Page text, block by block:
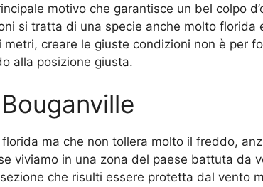
motivo che garantisce un bel colpo
si tratta di una specie anche molto florida
creare le giuste condizioni non è per
alla posizione giusta.
ma che non tollera molto il freddo,
viviamo in una zona del paese battuta da
che risulti essere protetta dal vento